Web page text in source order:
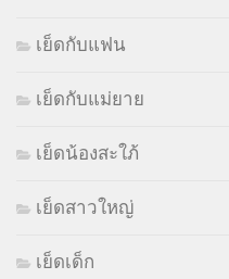
เย็ดกับแฟน
เย็ดกับแม่ยาย
เย็ดน้องสะใภ้
เย็ดสาวใหญ่
เย็ดเด็ก